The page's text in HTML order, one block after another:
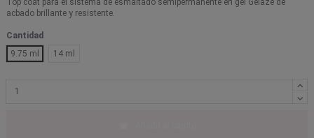
Top coat para el sistema de esmaltado semipermanente en gel Gelaze de
acbado brillante y resistente.
Cantidad
9.75 ml
14 ml